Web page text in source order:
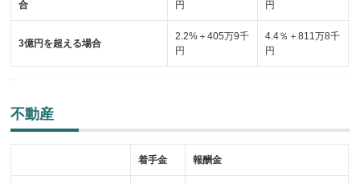
合
円
円
3億円を超える場合
2.2%＋405万9千
円
4.4％＋811万8千
円
不動産
着手金 報酬金